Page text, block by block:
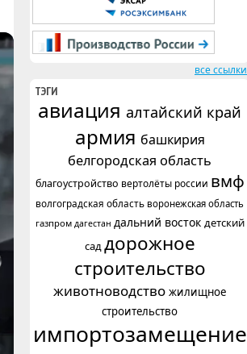
все ссылки
ТЭГИ
авиация алтайский край
армия башкирия
белгородская область
благоустройство вертолёты россии вмф
волгоградская область воронежская область
газпром дагестан дальний восток детский
саддорожное
строительство
животноводство жилищное
строительство
импортозамещение